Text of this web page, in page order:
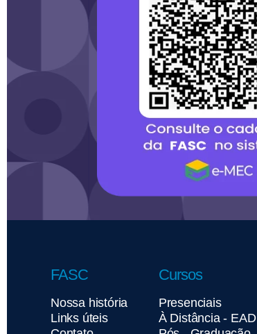
FASC
Nossa história
Links úteis
Cursos
Presenciais
À Distância - EAD